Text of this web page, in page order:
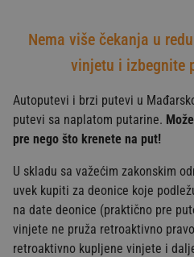
Nema više čekanja u
vinjetu i izbegnite
Autoputevi i brzi putevi u
putevi sa naplatom putarine.
pre nego što krenete na put!
U skladu sa važećim zakonskim
uvek kupiti za deonice koje
na date deonice (praktično pre
vinjete ne pruža retroaktivno
retroaktivno kupljene vinjete i